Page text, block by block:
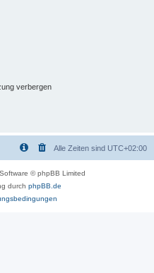
verbergen
Alle Zeiten sind UTC+02:00
© phpBB Limited
durch phpBB.de